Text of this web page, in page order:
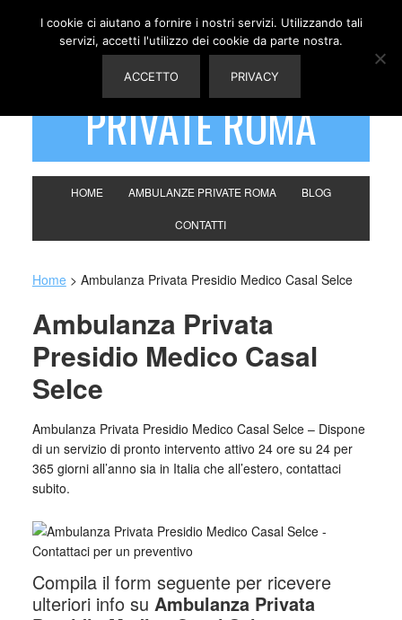
AMBULANZE
PRIVATE ROMA
HOME AMBULANZE PRIVATE ROMA BLOG
CONTATTI
Home > Ambulanza Privata Presidio Medico Casal Selce
Ambulanza Privata
Presidio Medico Casal
Selce
Ambulanza Privata Presidio Medico Casal Selce – Dispone
di un servizio di pronto intervento attivo 24 ore su 24 per
365 giorni all’anno sia in Italia che all’estero, contattaci
subito.
Compila il form seguente per ricevere
ulteriori info su Ambulanza Privata
I cookie ci aiutano a fornire i nostri servizi. Utilizzando tali
servizi, accetti l'utilizzo dei cookie da parte nostra.
ACCETTO PRIVACY